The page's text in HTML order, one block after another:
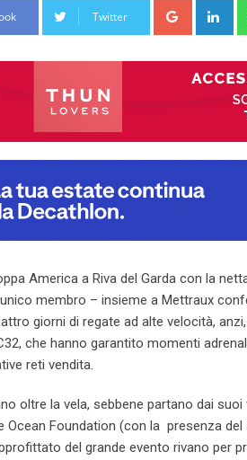
Twitter Google+
America a Riva del Garda con la
membro – insieme a Mettraux
giorni di regate ad alte velocità,
che hanno garantito momenti
reti vendita.
oltre la vela, sebbene partano dai
Ocean Foundation (con la presenza
del grande evento rivano per